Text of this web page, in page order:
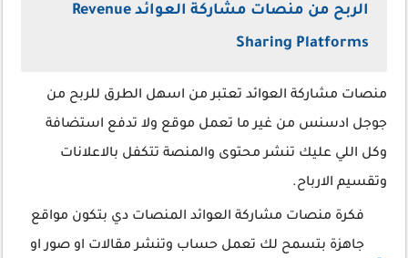
الربح من منصات مشاركة العوائد Revenue
Sharing Platforms
منصات مشاركة العوائد تعتبر من اسهل الطرق للربح من
جوجل ادسنس من غير ما تعمل موقع ولا تدفع استضافة
وكل اللي عليك تنشر محتوى والمنصة تتكفل بالاعلانات
وتقسيم الارباح.
فكرة منصات مشاركة العوائد المنصات دي بتكون مواقع
جاهزة بتسمح لك تعمل حساب وتنشر مقالات او صور او